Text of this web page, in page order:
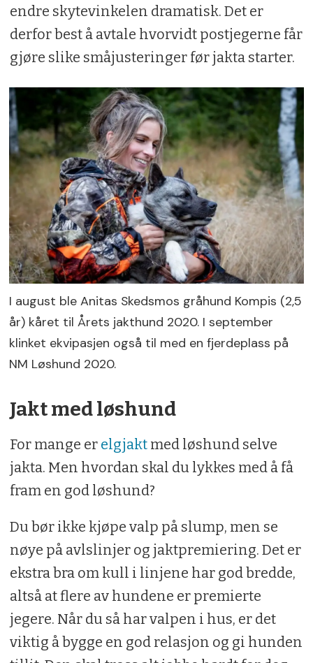
endre skytevinkelen dramatisk. Det er
derfor best å avtale hvorvidt postjegerne får
gjøre slike småjusteringer før jakta starter.
I august ble Anitas Skedsmos gråhund Kompis (2,5
år) kåret til Årets jakthund 2020. I september
klinket ekvipasjen også til med en fjerdeplass på
NM Løshund 2020.
Jakt med løshund
For mange er elgjaktmed løshund selve
jakta. Men hvordan skal du lykkes med å få
fram en god løshund?
Du bør ikke kjøpe valp på slump, men se
nøye på avlslinjer og jaktpremiering. Det er
ekstra bra om kull i linjene har god bredde,
altså at flere av hundene er premierte
jegere. Når du så har valpen i hus, er det
viktig å bygge en god relasjon og gi hunden